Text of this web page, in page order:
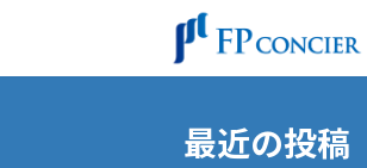
ン
ー
最近の投稿